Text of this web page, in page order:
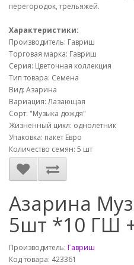
перегородок, трельяжей.
Характеристики:
Производитель: Гавриш
Торговая марка: Гавриш
Серия: Цветочная коллекция
Тип товара: Семена
Вид: Азарина
Вариация: Лазающая
Сорт: "Музыка дождя"
Жизненный цикл: однолетник
Упаковка: пакет Евро
Количество семян: 5 шт
Азарина
5шт *10 ГШ
Производитель: Гавриш
Код товара: 423361